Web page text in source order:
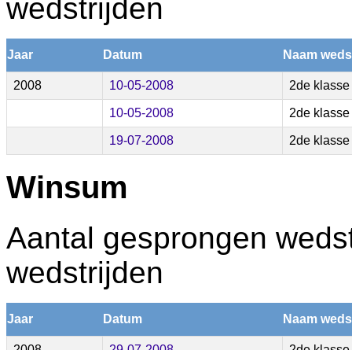
wedstrijden
Jaar Datum Naam
2008 10-05-2008 2de klasse
10-05-2008 2de klasse
19-07-2008 2de klasse
Winsum
Aantal gesprongen
wedstrijden
Jaar Datum Naam